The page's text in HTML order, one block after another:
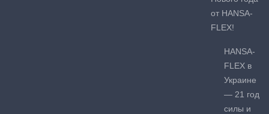
от HANSA-
FLEX!
HANSA-
FLEX в
Украине
— 21 год
силы и